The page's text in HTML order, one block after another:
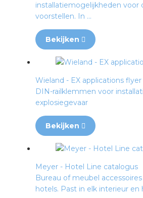
installatiemogelijkheden voor
voorstellen. In ...
Bekijken
Wieland - EX applications flyer
DIN-railklemmen voor
explosiegevaar
Bekijken
Meyer - Hotel Line catalogus
Bureau of meubel
hotels. Past in elk interieur en
groothandels